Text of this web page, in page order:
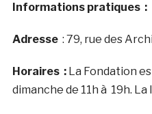
Informations pratiques :
Adresse: 79, rue des
Horaires : La Fondation
dimanche de 11h à 19h.